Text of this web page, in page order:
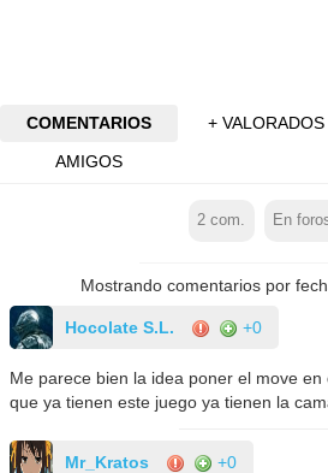
COMENTARIOS
+ VALORADOS
AMIGOS
2 com. En
Mostrando comentarios por
Hocolate S.L. +0
Me parece bien la idea poner el move
que ya tienen este juego ya tienen la
Mr_Kratos +0